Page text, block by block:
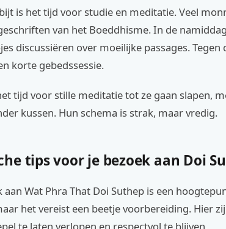
is het tijd voor studie en meditatie. Veel
van het Boeddhisme. In de
discussiëren over moeilijke passages. Tegen
korte gebedssessie.
tijd voor stille meditatie tot ze gaan slapen,
kussen. Hun schema is strak, maar vredig.
tips voor je bezoek aan Doi
aan Wat Phra That Doi Suthep is een
het vereist een beetje voorbereiding. Hier